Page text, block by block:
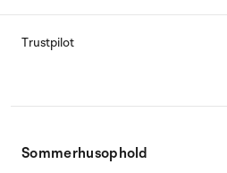
Trustpilot
Sommerhusophold